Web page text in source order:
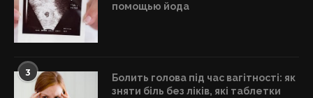
помощью йода
3
Болить голова під час вагітності: як
зняти біль без ліків, які таблетки